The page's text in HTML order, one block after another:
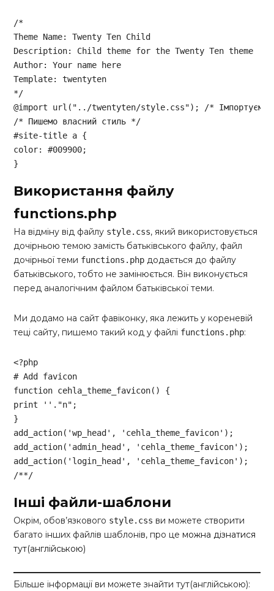
/*
Theme Name: Twenty Ten Child
Description: Child theme for the Twenty Ten theme
Author: Your name here
Template: twentyten
*/
@import url( "../twentyten/style.css"); /* Імпортуємо
/* Пишемо власний стиль */
#site-title a
color: #009900;
}
Використання файлу
functions.php
На відміну від файлу style.css, який використовується
дочірньою темою замість батьківського файлу, файл
дочірньої теми functions.php додається до файлу
батьківського, тобто не замінюється. Він виконується
перед аналогічним файлом батьківської теми.
Ми додамо на сайт фавіконку, яка лежить у кореневій
теці сайту, пишемо такий код у файлі functions.php:
<?php
# Add favicon
function cehla_theme_favicon()
print
'' . "n" ;
}
add_action( 'wp_head' , 'cehla_theme_favicon' );
add_action( 'admin_head' , 'cehla_theme_favicon' );
add_action( 'login_head' , 'cehla_theme_favicon'
/**/
Інші файли-шаблони
Окрім, обов’язкового style.css ви можете створити
багато інших файлів шаблонів, про це можна дізнатися
тут(англійською)
Більше інформації ви можете знайти тут(англійською):